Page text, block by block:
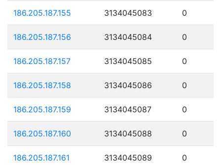
186.205.187.155 3134045083 0
186.205.187.156 3134045084 0
186.205.187.157 3134045085 0
186.205.187.158 3134045086 0
186.205.187.159 3134045087 0
186.205.187.160 3134045088 0
186.205.187.161 3134045089 0